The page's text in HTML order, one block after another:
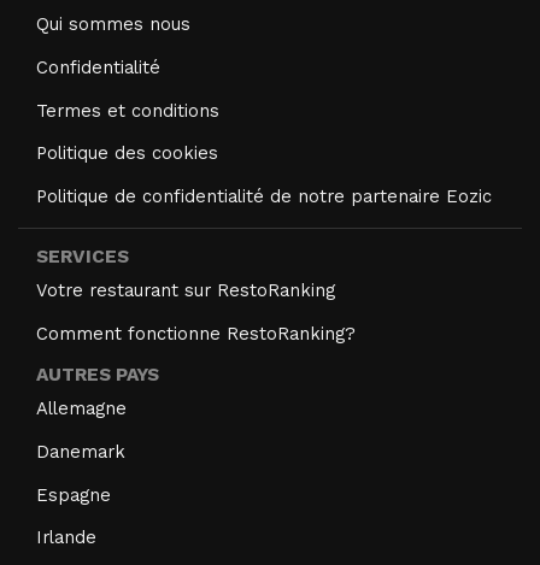
Qui sommes nous
Confidentialité
Termes et conditions
Politique des cookies
Politique de confidentialité de notre partenaire Eozic
SERVICES
Votre restaurant sur RestoRanking
Comment fonctionne RestoRanking?
AUTRES PAYS
Allemagne
Danemark
Espagne
Irlande